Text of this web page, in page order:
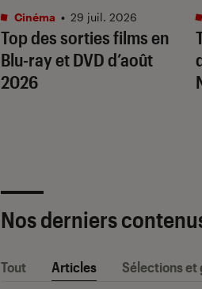
Top des sorties films en
Blu-ray et DVD d’août
2026
Cinéma • 29 juil. 2026
Nos derniers
Tout Articles Sélections et